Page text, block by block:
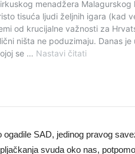
SAD, jedinog pravog
svuda oko nas,